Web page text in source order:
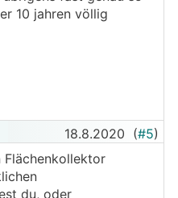
10 jahren völlig
18.8.2020 (#5)
Flächenkollektor
du, oder